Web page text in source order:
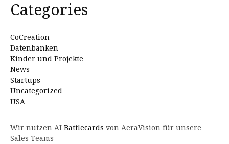
Categories
CoCreation
Datenbanken
Kinder und Projekte
News
Startups
Uncategorized
USA
Wir nutzen AI Battlecards von AeraVision für unsere
Sales Teams